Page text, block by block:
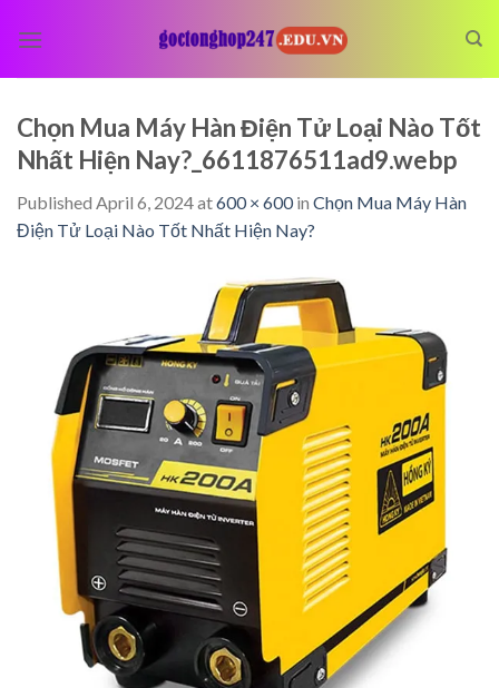
Chọn Mua Máy Hàn Điện Tử Loại Nào Tốt
Nhất Hiện Nay?_6611876511ad9.webp
Published April 6, 2024at600 × 600in Chọn Mua Máy Hàn
Điện Tử Loại Nào Tốt Nhất Hiện Nay?